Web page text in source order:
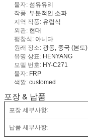
물자: 섬유유리
작풍: 부분적인 소파
지역 작풍: 유럽식
외관: 현대
팽창식: 아니다
원래 장소: 광동, 중국 (본토)
유명 상표: HENYANG
모델 번호: HY-C271
물자: FRP
색깔: customed
포장 & 납품
포장 세부사항:
납품 세부사항: